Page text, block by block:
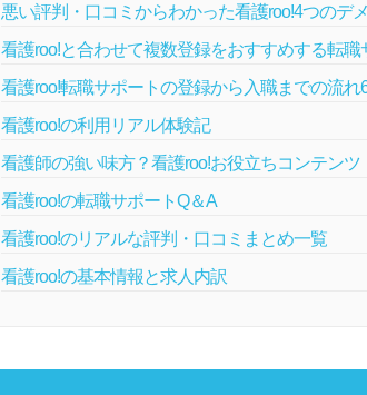
悪い評判・口コミからわかった看護roo!4つのデ
看護roo!と合わせて複数登録をおすすめする転
看護roo!転職サポートの登録から入職までの流れ
看護roo!の利用リアル体験記
看護師の強い味方？看護roo!お役立ちコンテンツ
看護roo!の転職サポートQ＆A
看護roo!のリアルな評判・口コミまとめ一覧
看護roo!の基本情報と求人内訳